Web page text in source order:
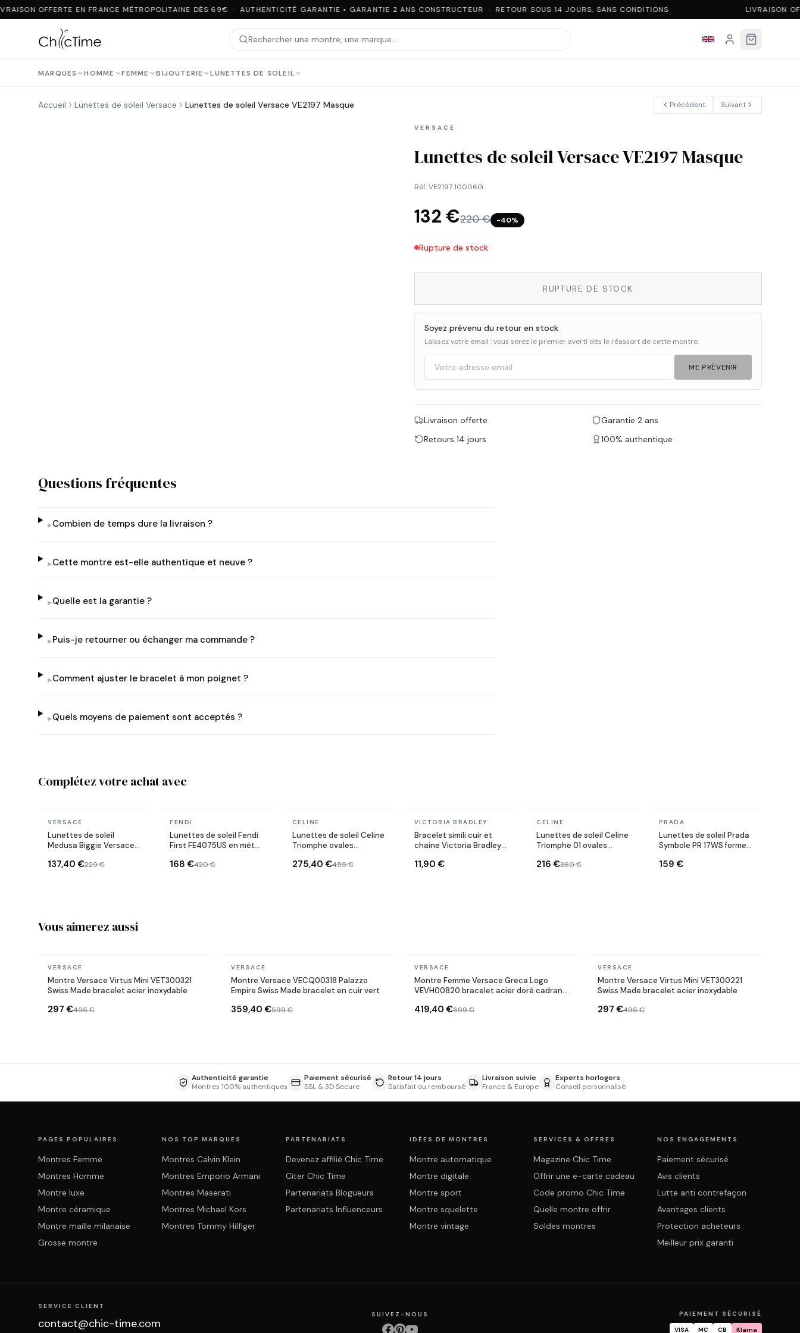
OFFERTE EN FRANCE MÉTROPOLITAINE DÈS 69€ · AUTHENTICITÉ GARANTIE • GARANTIE 2 ANS CONSTRUCTEUR · RETOUR SOUS 14 JOURS, SANS CONDITIONS LIVRAISON
MARQUES HOMME FEMME BIJOUTERIE LUNETTES DE SOLEIL
Accueil Lunettes de soleil Versace Lunettes de soleil Versace VE2197 Masque Précédent Suivant
VERSACE
Lunettes de soleil Versace VE2197 Masque
Réf.VE2197 10006G
132 €220 € −40%
Rupture de stock
RUPTURE DE STOCK
Soyez prévenu du retour en stock
Laissez votre email : vous serez le premier averti dès le réassort de cette montre.
ME PRÉVENIR
Livraison offerte
Garantie 2 ans
Retours 14 jours
100% authentique
Questions fréquentes
▸Combien de temps dure la livraison ?
▸Cette montre est-elle authentique et neuve ?
▸Quelle est la garantie ?
▸Puis-je retourner ou échanger ma commande ?
▸Comment ajuster le bracelet à mon poignet ?
▸Quels moyens de paiement sont acceptés ?
Complétez votre achat avec
En stock
VERSACE
Lunettes de soleil
Medusa Biggie Versace
137,40 €229 €
En stock
FENDI
Lunettes de soleil Fendi
First FE4075US en métal
168 €420 €
En stock
CELINE
Lunettes de soleil Celine
Triomphe ovales
métal
275,40 €459 €
En stock
VICTORIA BRADLEY
Bracelet simili cuir et
chaine Victoria Bradley
11,90 €
En stock
CELINE
Lunettes de soleil Celine
Triomphe 01 ovales
216 €360 €
En stock
PRADA
Lunettes de soleil Prada
Symbole PR 17WS forme
159 €
Vous aimerez aussi
En stock
VERSACE
Montre Versace Virtus Mini VET300321
Swiss Made bracelet acier inoxydable
297 €495 €
En stock
VERSACE
Montre Versace VECQ00318 Palazzo
Empire Swiss Made bracelet en cuir vert
359,40 €599 €
En stock
VERSACE
Montre Femme Versace Greca Logo
VEVH00820 bracelet acier doré cadran
419,40 €699 €
En stock
VERSACE
Montre Versace Virtus Mini VET300221
Swiss Made bracelet acier inoxydable
297 €495 €
Authenticité garantie
Montres 100% authentiques
Paiement sécurisé
SSL & 3D Secure
Retour 14 jours
Satisfait ou remboursé
Livraison suivie
France & Europe
Experts horlogers
Conseil personnalisé
PAGES POPULAIRES
Montres Femme
Montres Homme
Montre luxe
Montre céramique
Montre maille milanaise
Grosse montre
NOS TOP MARQUES
Montres Calvin Klein
Montres Emporio Armani
Montres Maserati
Montres Michael Kors
Montres Tommy Hilfiger
PARTENARIATS
Devenez affilié Chic Time
Citer Chic Time
Partenariats Blogueurs
Partenariats Influenceurs
IDÉES DE MONTRES
Montre automatique
Montre digitale
Montre sport
Montre squelette
Montre vintage
SERVICES & OFFRES
Magazine Chic Time
Offrir une e-carte cadeau
Code promo Chic Time
Quelle montre offrir
Soldes montres
NOS ENGAGEMENTS
Paiement sécurisé
Avis clients
Lutte anti contrefaçon
Avantages clients
Protection acheteurs
Meilleur prix garanti
SERVICE CLIENT
contact@chic-time.com
SUIVEZ-NOUS PAIEMENT SÉCURISÉ
VISA MC CB Klarna